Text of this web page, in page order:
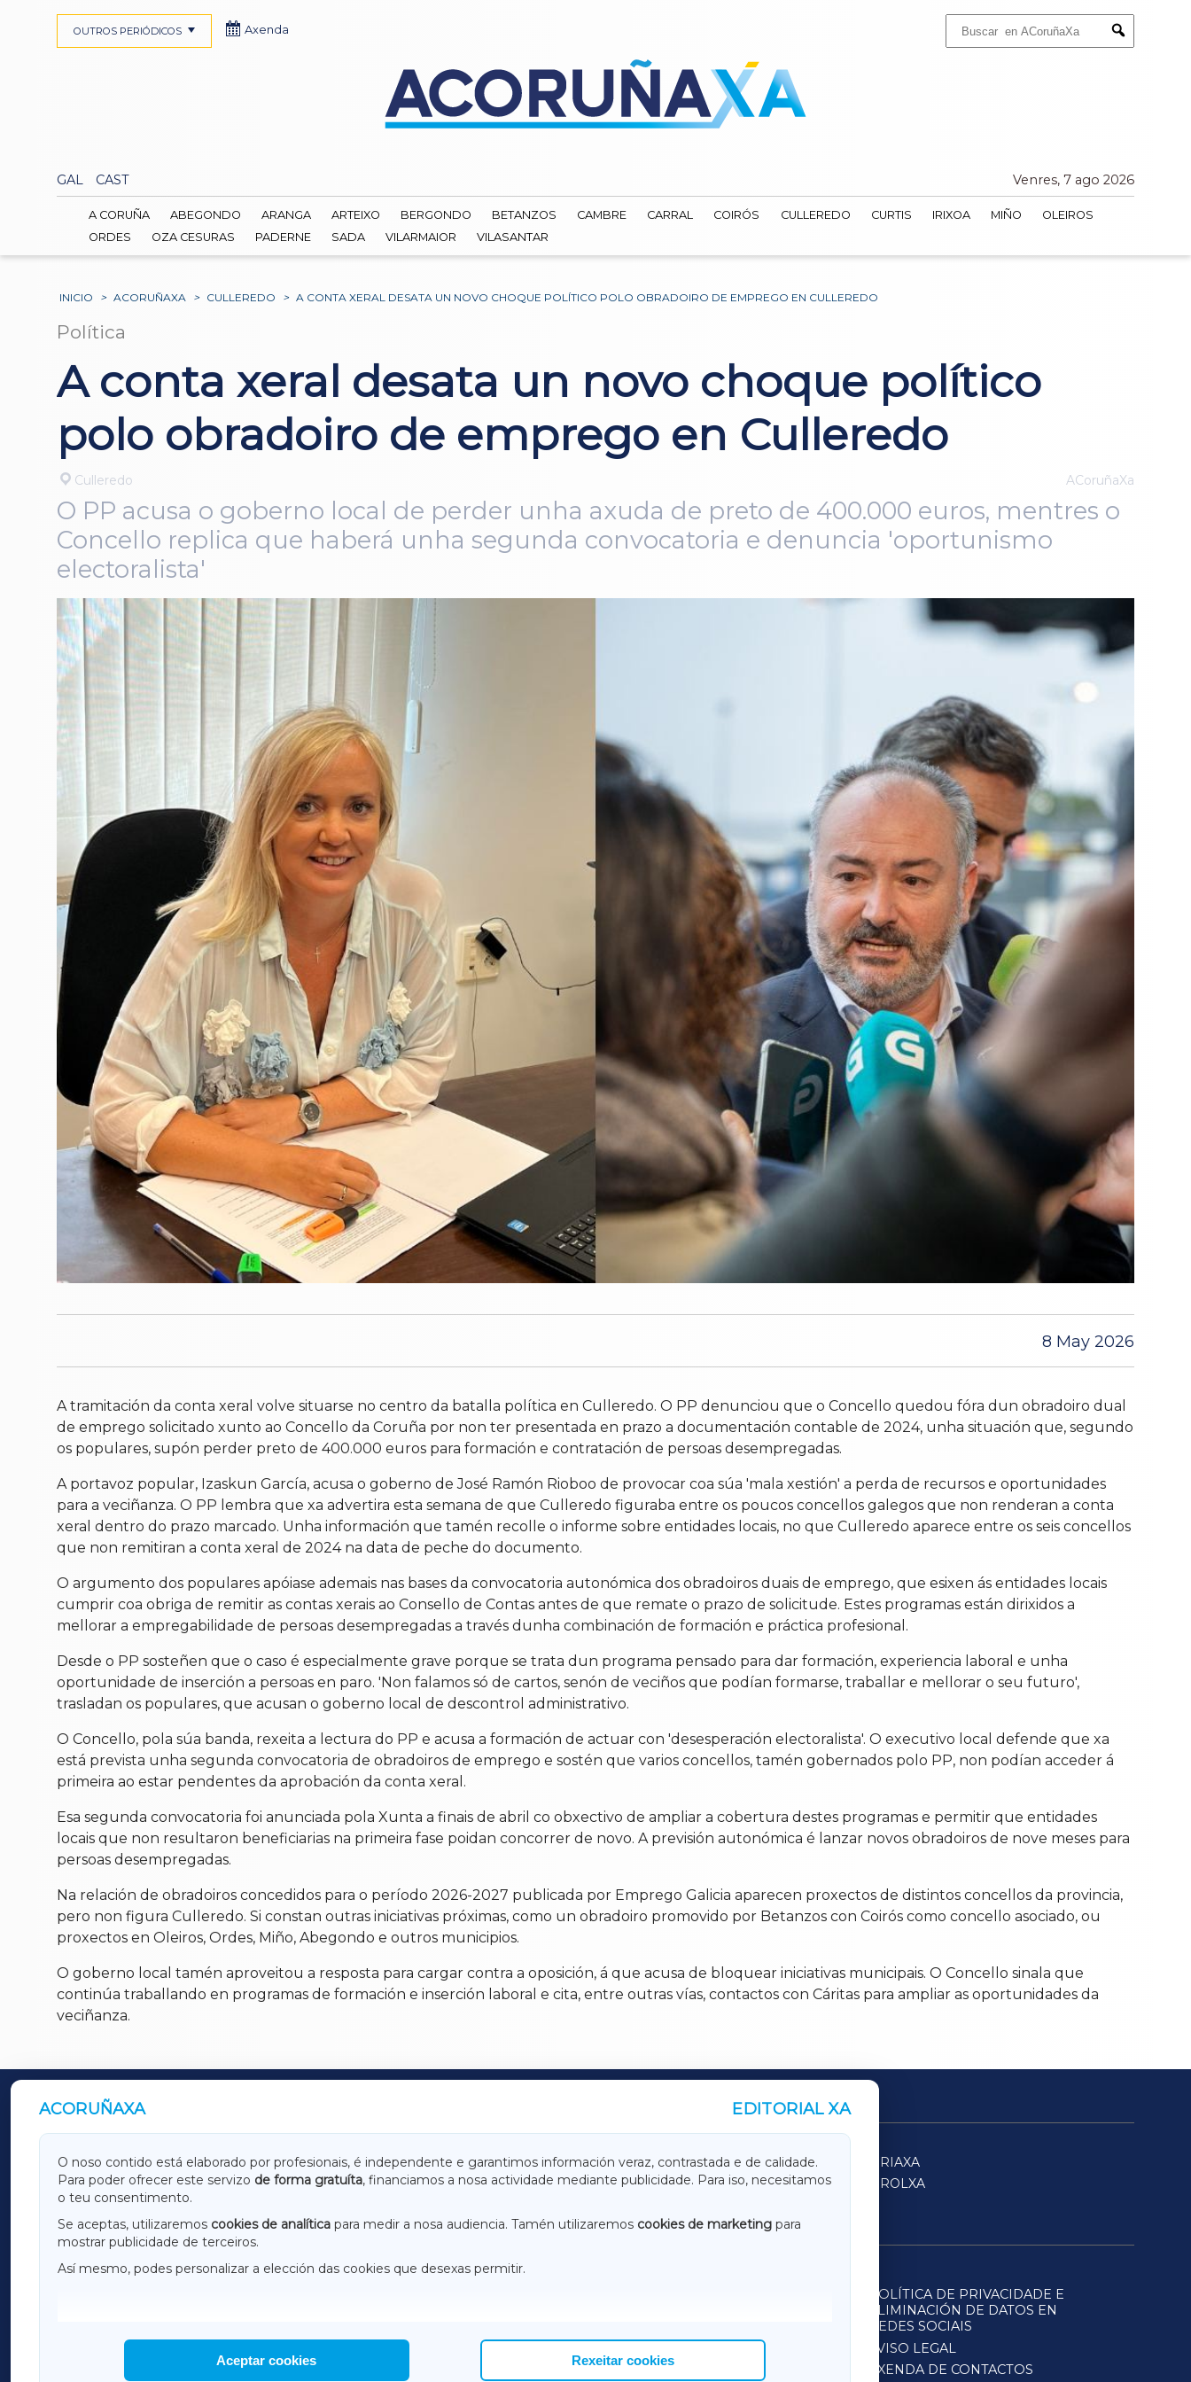
Submit
GAL CAST Venres, 7 ago 2026
OUTROS PERIÓDICOS Axenda
A CORUÑA ABEGONDO ARANGA ARTEIXO BERGONDO BETANZOS CAMBRE CARRAL COIRÓS CULLEREDO CURTIS IRIXOA MIÑO
OLEIROS
ORDES
OZA CESURAS PADERNE SADA VILARMAIOR VILASANTAR
INICIO > ACORUÑAXA > CULLEREDO > A CONTA XERAL DESATA UN NOVO CHOQUE POLÍTICO POLO OBRADOIRO DE EMPREGO EN CULLEREDO
Política
A conta xeral desata un novo choque político
polo obradoiro de emprego en Culleredo
Culleredo ACoruñaXa
O PP acusa o goberno local de perder unha axuda de preto de 400.000 euros, mentres o
Concello replica que haberá unha segunda convocatoria e denuncia 'oportunismo
electoralista'
8 May 2026
A tramitación da conta xeral volve situarse no centro da batalla política en Culleredo. O PP denunciou que o Concello quedou fóra dun obradoiro dual
de emprego solicitado xunto ao Concello da Coruña por non ter presentada en prazo a documentación contable de 2024, unha situación que, segundo
os populares, supón perder preto de 400.000 euros para formación e contratación de persoas desempregadas.
A portavoz popular, Izaskun García, acusa o goberno de José Ramón Rioboo de provocar coa súa 'mala xestión' a perda de recursos e oportunidades
para a veciñanza. O PP lembra que xa advertira esta semana de que Culleredo figuraba entre os poucos concellos galegos que non renderan a conta
xeral dentro do prazo marcado. Unha información que tamén recolle o informe sobre entidades locais, no que Culleredo aparece entre os seis concellos
que non remitiran a conta xeral de 2024 na data de peche do documento.
O argumento dos populares apóiase ademais nas bases da convocatoria autonómica dos obradoiros duais de emprego, que esixen ás entidades locais
cumprir coa obriga de remitir as contas xerais ao Consello de Contas antes de que remate o prazo de solicitude. Estes programas están dirixidos a
mellorar a empregabilidade de persoas desempregadas a través dunha combinación de formación e práctica profesional.
Desde o PP sosteñen que o caso é especialmente grave porque se trata dun programa pensado para dar formación, experiencia laboral e unha
oportunidade de inserción a persoas en paro. 'Non falamos só de cartos, senón de veciños que podían formarse, traballar e mellorar o seu futuro',
trasladan os populares, que acusan o goberno local de descontrol administrativo.
O Concello, pola súa banda, rexeita a lectura do PP e acusa a formación de actuar con 'desesperación electoralista'. O executivo local defende que xa
está prevista unha segunda convocatoria de obradoiros de emprego e sostén que varios concellos, tamén gobernados polo PP, non podían acceder á
primeira ao estar pendentes da aprobación da conta xeral.
Esa segunda convocatoria foi anunciada pola Xunta a finais de abril co obxectivo de ampliar a cobertura destes programas e permitir que entidades
locais que non resultaron beneficiarias na primeira fase poidan concorrer de novo. A previsión autonómica é lanzar novos obradoiros de nove meses para
persoas desempregadas.
Na relación de obradoiros concedidos para o período 2026-2027 publicada por Emprego Galicia aparecen proxectos de distintos concellos da provincia,
pero non figura Culleredo. Si constan outras iniciativas próximas, como un obradoiro promovido por Betanzos con Coirós como concello asociado, ou
proxectos en Oleiros, Ordes, Miño, Abegondo e outros municipios.
O goberno local tamén aproveitou a resposta para cargar contra a oposición, á que acusa de bloquear iniciativas municipais. O Concello sinala que
continúa traballando en programas de formación e inserción laboral e cita, entre outras vías, contactos con Cáritas para ampliar as oportunidades da
veciñanza.
ACORUÑAXA EDITORIAL XA
O noso contido está elaborado por profesionais, é independente e garantimos información veraz, contrastada e de calidade.
Para poder ofrecer este servizo de forma gratuíta, financiamos a nosa actividade mediante publicidade. Para iso, necesitamos
o teu consentimento.
Se aceptas, utilizaremos cookies de analítica para medir a nosa audiencia. Tamén utilizaremos cookies de marketing para
mostrar publicidade de terceiros.
Así mesmo, podes personalizar a elección das cookies que desexas permitir.
Aceptar cookies Rexeitar cookies
OUTROS PERIÓDICOS
GALICIAXA LUGOXA TERRACHAXA
SARRIAXA
AMARIÑAXA
RIBEIRASACRAXA ACORUÑAXA
FERROLXA
OURENSEXA
HEMEROTECA
POLÍTICA DE PRIVACIDADE E
ELIMINACIÓN DE DATOS EN
REDES SOCIAIS
AVISO LEGAL
AXENDA DE CONTACTOS